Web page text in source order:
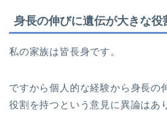
身長の伸びに遺伝が大きな役
私の家族は皆長身です。
ですから個人的な経験から身長の
役割を持つという意見に異論はあ